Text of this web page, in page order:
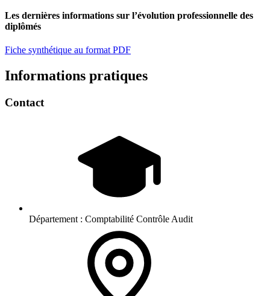
Les dernières informations sur l’évolution professionnelle des
diplômés
Fiche synthétique au format PDF
Informations pratiques
Contact
Département : Comptabilité Contrôle Audit